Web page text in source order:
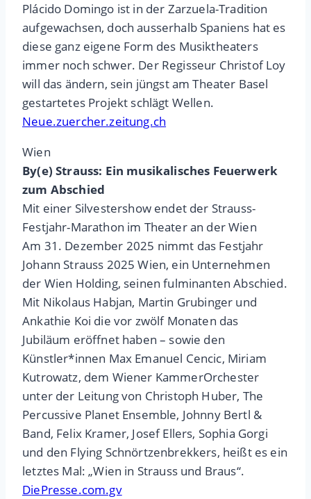
Plácido Domingo ist in der Zarzuela-Tradition
aufgewachsen, doch ausserhalb Spaniens hat es
diese ganz eigene Form des Musiktheaters
immer noch schwer. Der Regisseur Christof Loy
will das ändern, sein jüngst am Theater Basel
gestartetes Projekt schlägt Wellen.
Neue.zuercher.zeitung.ch
Wien
By(e) Strauss: Ein musikalisches Feuerwerk
zum Abschied
Mit einer Silvestershow endet der Strauss-
Festjahr-Marathon im Theater an der Wien
Am 31. Dezember 2025 nimmt das Festjahr
Johann Strauss 2025 Wien, ein Unternehmen
der Wien Holding, seinen fulminanten Abschied.
Mit Nikolaus Habjan, Martin Grubinger und
Ankathie Koi die vor zwölf Monaten das
Jubiläum eröffnet haben – sowie den
Künstler*innen Max Emanuel Cencic, Miriam
Kutrowatz, dem Wiener KammerOrchester
unter der Leitung von Christoph Huber, The
Percussive Planet Ensemble, Johnny Bertl &
Band, Felix Kramer, Josef Ellers, Sophia Gorgi
und den Flying Schnörtzenbrekkers, heißt es ein
letztes Mal: „Wien in Strauss und Braus“.
DiePresse.com.gv